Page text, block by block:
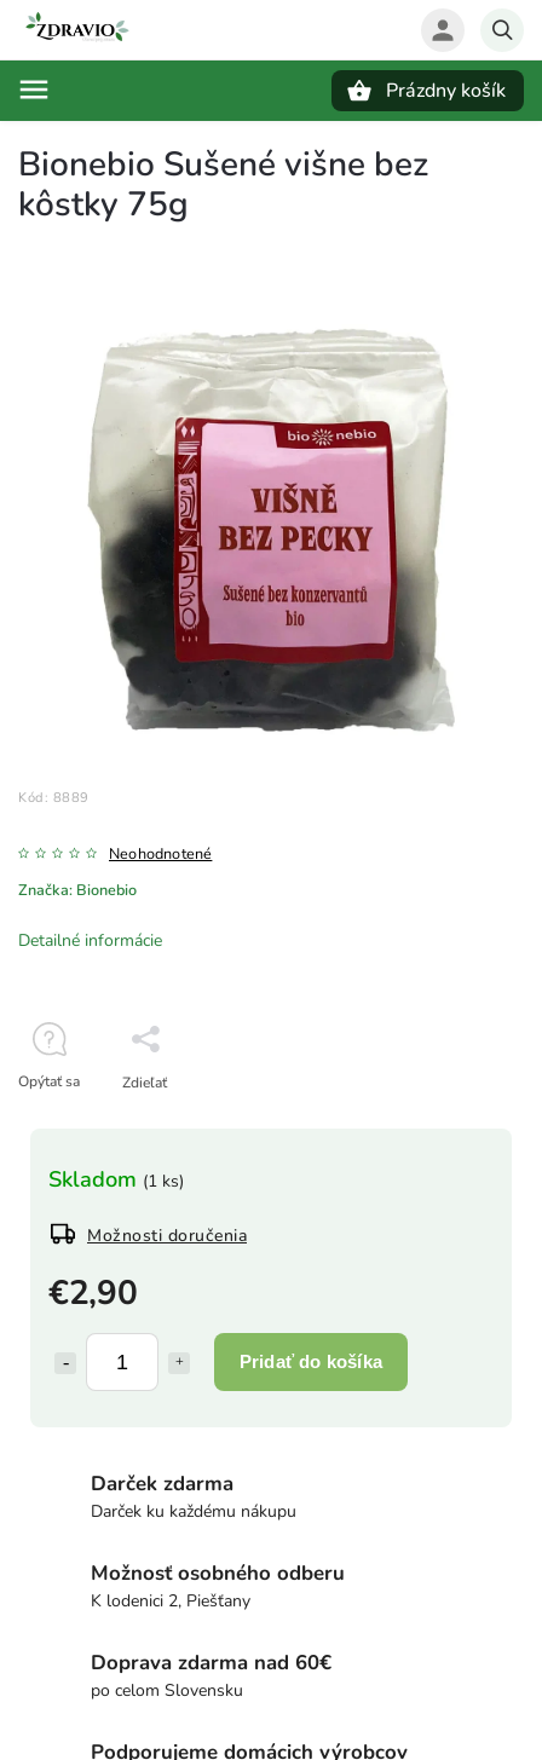
Prázdny košík
Bionebio Sušené višne bez
kôstky 75g
Kód: 8889
Neohodnotené
Značka: Bionebio
€2,90
Pridať do košíka
Skladom (1 ks)
Možnosti doručenia
Detailné informácie
Opýtať sa Zdieľať
Darček zdarma
Darček ku každému nákupu
Možnosť osobného odberu
K lodenici 2, Piešťany
Doprava zdarma nad 60€
po celom Slovensku
Podporujeme domácich výrobcov